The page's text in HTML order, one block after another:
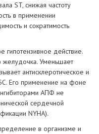
ST, снижая частоту
в применении
и сократимость
гипотензивное действие.
Уменьшает
антисклеротическое и
Его применение на фоне
АПФ не
сердечной
NYHA).
в организме и